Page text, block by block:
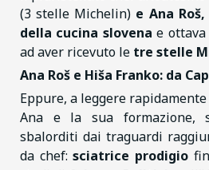
(3 stelle Michelin) e Ana
della cucina slovena e
ad aver ricevuto le tre stelle
Ana Roš e Hiša Franko: da
Eppure, a leggere
Ana e la sua formazione,
sbalorditi dai traguardi
da chef:sciatrice prodigio